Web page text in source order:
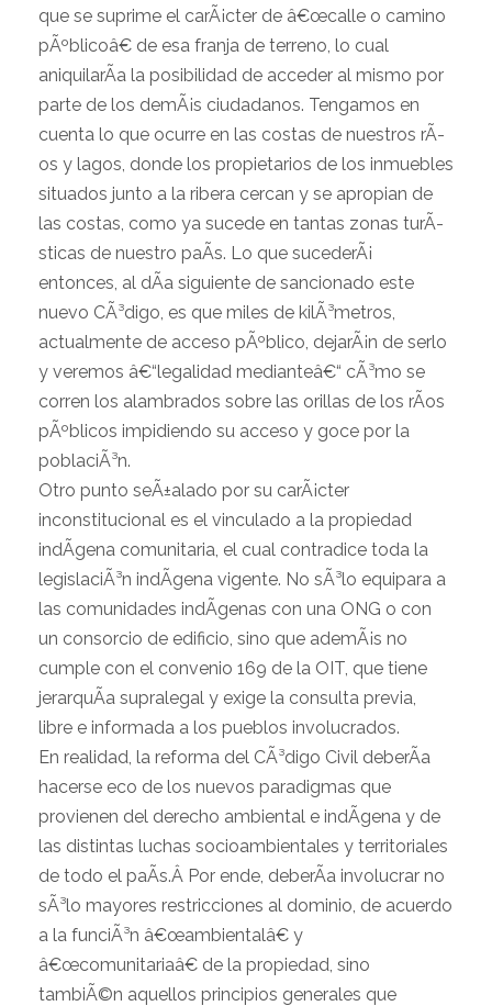
que se suprime el carÃ¡cter de â€œcalle o camino
pÃºblicoâ€ de esa franja de terreno, lo cual
aniquilarÃ­a la posibilidad de acceder al mismo por
parte de los demÃ¡s ciudadanos. Tengamos en
cuenta lo que ocurre en las costas de nuestros rÃ­
os y lagos, donde los propietarios de los inmuebles
situados junto a la ribera cercan y se apropian de
las costas, como ya sucede en tantas zonas turÃ­
sticas de nuestro paÃ­s. Lo que sucederÃ¡
entonces, al dÃ­a siguiente de sancionado este
nuevo CÃ³digo, es que miles de kilÃ³metros,
actualmente de acceso pÃºblico, dejarÃ¡n de serlo
y veremos â€“legalidad medianteâ€“ cÃ³mo se
corren los alambrados sobre las orillas de los rÃ­os
pÃºblicos impidiendo su acceso y goce por la
poblaciÃ³n.
Otro punto seÃ±alado por su carÃ¡cter
inconstitucional es el vinculado a la propiedad
indÃ­gena comunitaria, el cual contradice toda la
legislaciÃ³n indÃ­gena vigente. No sÃ³lo equipara a
las comunidades indÃ­genas con una ONG o con
un consorcio de edificio, sino que ademÃ¡s no
cumple con el convenio 169 de la OIT, que tiene
jerarquÃ­a supralegal y exige la consulta previa,
libre e informada a los pueblos involucrados.
En realidad, la reforma del CÃ³digo Civil deberÃ­a
hacerse eco de los nuevos paradigmas que
provienen del derecho ambiental e indÃ­gena y de
las distintas luchas socioambientales y territoriales
de todo el paÃ­s.Â Por ende, deberÃ­a involucrar no
sÃ³lo mayores restricciones al dominio, de acuerdo
a la funciÃ³n â€œambientalâ€ y
â€œcomunitariaâ€ de la propiedad, sino
tambiÃ©n aquellos principios generales que